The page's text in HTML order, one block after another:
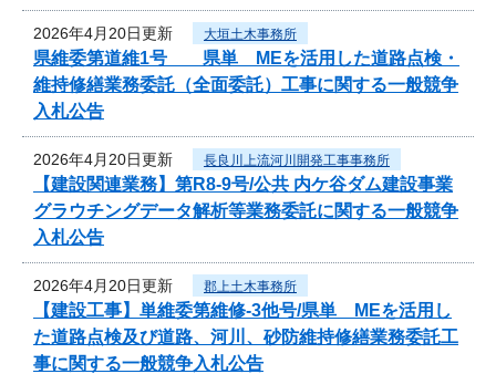
2026年4月20日更新 大垣土木事務所
県維委第道維1号 県単 MEを活用した道路点検・
維持修繕業務委託（全面委託）工事に関する一般競争
入札公告
2026年4月20日更新 長良川上流河川開発工事事務所
【建設関連業務】第R8-9号/公共 内ケ谷ダム建設事業
グラウチングデータ解析等業務委託に関する一般競争
入札公告
2026年4月20日更新 郡上土木事務所
【建設工事】単維委第維修‐3他号/県単 MEを活用し
た道路点検及び道路、河川、砂防維持修繕業務委託工
事に関する一般競争入札公告